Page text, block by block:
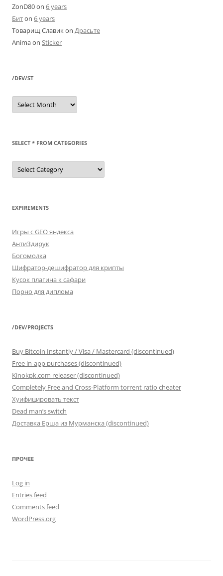
ZonD80on 6 years
Битon 6 years
Товарищ Славикon Драсьте
Animaon Sticker
/DEV/ST
/dev/st
SELECT * FROM CATEGORIES
SELECT
FROM
EXPIREMENTS
Игры с GEO яндекса
АнтиЗдирук
Богомолка
Шифратор-дешифратор для крипты
Кусок плагина к сафари
Порно для диплома
/DEV/PROJECTS
Buy Bitcoin Instantly / Visa / Mastercard (discontinued)
Free in-app purchases (discontinued)
Kinokpk.com releaser (discontinued)
Completely Free and Cross-Platform torrent ratio cheater
Хуифицировать текст
Dead man’s switch
Доставка Ерша из Мурманска (discontinued)
ПРОЧЕЕ
Log in
Entries feed
Comments feed
WordPress.org